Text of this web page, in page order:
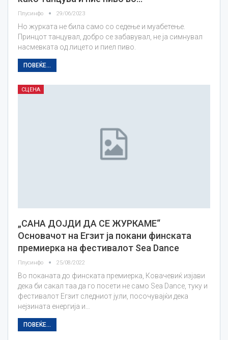
Плусинфо 29/06/2023
Но журката не била само со седење и муабетење.
Принцот танцувал, добро се забавувал, не ја симнувал
насмевката од лицето и пиел пиво.
ПОВЕЌЕ...
СЦЕНА
„САНА ДОЈДИ ДА СЕ ЖУРКАМЕ“
Основачот на Егзит ја покани финската
премиерка на фестивалот Sea Dance
Плусинфо 25/08/2022
Во поканата до финската премиерка, Ковачевиќ изјави
дека би сакал таа да го посети не само Sea Dance, туку и
фестивалот Егзит следниот јули, посочувајќи дека
нејзината енергија и…
ПОВЕЌЕ...